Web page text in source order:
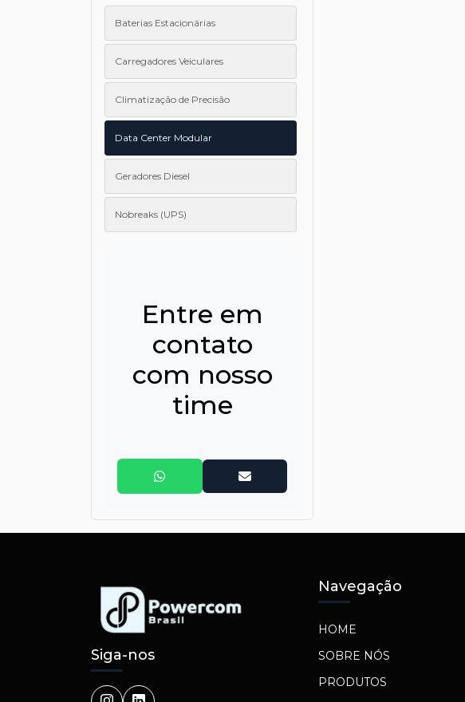
Baterias Estacionárias
Carregadores Veiculares
Climatização de Precisão
Data Center Modular
Geradores Diesel
Nobreaks (UPS)
Entre em
contato
com nosso
time
Siga-nos
Navegação
HOME
SOBRE NÓS
PRODUTOS